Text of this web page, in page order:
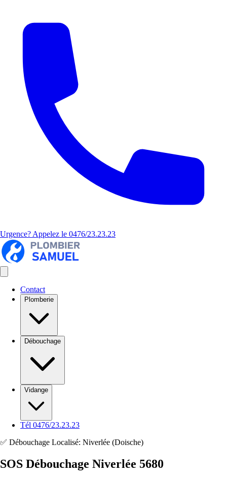
Urgence? Appelez le 0476/23.23.23
Contact
Plomberie
Débouchage
Vidange
Tél 0476/23.23.23
✅ Débouchage Localisé: Niverlée (Doische)
SOS Débouchage Niverlée 5680